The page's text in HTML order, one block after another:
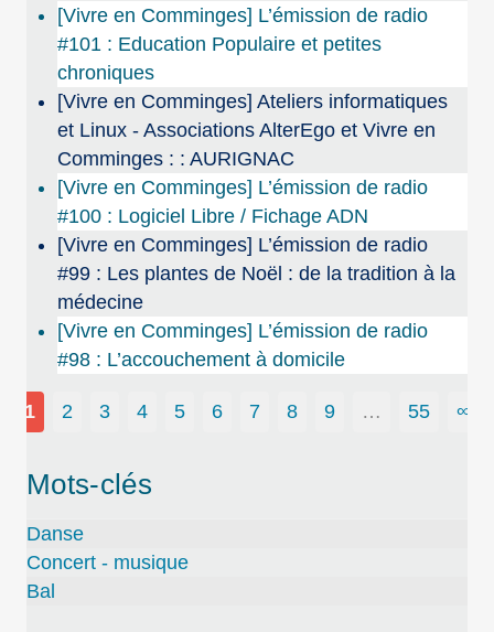
[Vivre en Comminges] L’émission de radio
#101 : Education Populaire et petites
chroniques
[Vivre en Comminges] Ateliers informatiques
et Linux - Associations AlterEgo et Vivre en
Comminges : : AURIGNAC
[Vivre en Comminges] L’émission de radio
#100 : Logiciel Libre / Fichage ADN
[Vivre en Comminges] L’émission de radio
#99 : Les plantes de Noël : de la tradition à la
médecine
[Vivre en Comminges] L’émission de radio
#98 : L’accouchement à domicile
1 2 3 4 5 6 7 8 9 … 55 ∞
Mots-clés
Danse
Concert - musique
Bal